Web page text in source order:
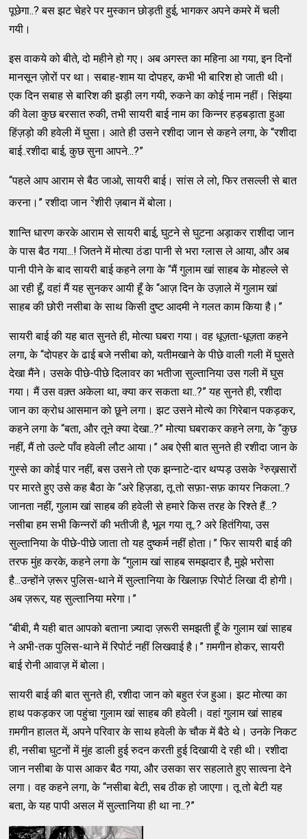
पूछेगा..? बस झट चेहरे पर मुस्कान छोड़ती हुई, भागकर अपने कमरे में चली
गयी।
इस वाकये को बीते, दो महीने हो गए। अब अगस्त का महिना आ गया, इन दिनों
मानसून ज़ोरों पर था। सबाह-शाम या दोपहर, कभी भी बारिश हो जाती थी।
एक दिन सबाह से बारिश की झड़ी लग गयी, रुकने का कोई नाम नहीं। सिंझ्या
की वेला कुछ बरसात रुकी, तभी सायरी बाई नाम का किन्नर हड़बड़ाता हुआ
हिंज़ड़ो की हवेली में घुसा। आते ही उसने रशीदा जान से कहने लगा, के “रशीदा
बाई..रशीदा बाई, कुछ सुना आपने...?”
“पहले आप आराम से बैठ जाओ, सायरी बाई। सांस ले लो, फिर तसल्ली से बात
करना।” रशीदा जान २शीरी ज़बान में बोला।
शान्ति धारण करके आराम से सायरी बाई, घुटने से घुटना अड़ाकर राशीदा जान
के पास बैठ गया...! जितने में मोत्या ठंडा पानी से भरा ग्लास ले आया, और अब
पानी पीने के बाद सायरी बाई कहने लगा के “मैं गुलाम खां साहब के मोहल्ले से
आ रही हूँ, वहां मैं यह सुनकर आयी हूँ के “आज़ दिन के उज़ाले में गुलाम खां
साहब की छोरी नसीबा के साथ किसी दुष्ट आदमी ने गलत काम किया है।”
सायरी बाई की यह बात सुनते ही, मोत्या घबरा गया। वह धूज़ता-धूज़ता कहने
लगा, के “दोपहर के ढाई बजे नसीबा को, यतीमखाने के पीछे वाली गली में घुसते
देखा मैंने। उसके पीछे-पीछे दिलावर का भतीजा सुल्तानिया उस गली में घुस
गया। मैं उस वक़्त अकेला था, क्या कर सकता था..?” यह सुनते ही, रशीदा
जान का क्रोध आसमान को छूने लगा। झट उसने मोत्ये का गिरेबान पकड़कर,
कहने लगा के “बता, और तूने क्या देखा..?” मोत्या घबराकर कहने लगा, के “कुछ
नहीं, मैं तो उल्टे पाँव हवेली लौट आया।” अब ऐसी बात सुनते ही रशीदा जान के
गुस्से का कोई पार नहीं, बस उसने तो एक झन्नाटे-दार थप्पड़ उसके ३रुख़सारों
पर मारते हुए उसे कह बैठा के “अरे हिज़डा, तू तो सफ़ा-सफ़ कायर निकला..?
जानता नहीं, गुलाम खां साहब की हवेली से हमारे किस तरह के रिश्ते हैं...?
नसीबा हम सभी किन्नरों की भतीजी है, भूल गया तू..? अरे हितंगिया, उस
सुल्तानिया के पीछे-पीछे जाता तो यह दुष्कर्म नहीं होता।” फिर सायरी बाई की
तरफ मुंह करके, कहने लगा के “गुलाम खां साहब समझदार है, मुझे भरोसा
है...उन्होंने ज़रूर पुलिस-थाने में सुल्तानिया के खिलाफ़ रिपोर्ट लिखा दी होगी।
अब ज़रूर, यह सुल्तानिया मरेगा।”
“बीबी, मै यही बात आपको बताना ज़्यादा ज़रूरी समझती हूँ के गुलाम खां साहब
ने अभी-तक पुलिस-थाने में रिपोर्ट नहीं लिखवाई है।” ग़मगीन होकर, सायरी
बाई रोनी आवाज़ में बोला।
सायरी बाई की बात सुनते ही, रशीदा जान को बहुत रंज हुआ। झट मोत्या का
हाथ पकड़कर जा पहुंचा गुलाम खां साहब की हवेली। वहां गुलाम खां साहब
ग़मगीन हालत में, अपने परिवार के साथ हवेली के चौक में बैठे थे। उनके निकट
ही, नसीबा घुटनों में मुंह डाली हुई रुदन करती हुई दिखायी दे रही थी। रशीदा
जान नसीबा के पास आकर बैठ गया, और उसका सर सहलाते हुए सात्वना देने
लगा। वह कहने लगा, के “नसीबा बेटी, सब ठीक हो जाएगा। तू तो बेटी यह
बता, के यह पापी असल में सुल्तानिया ही था ना..?”